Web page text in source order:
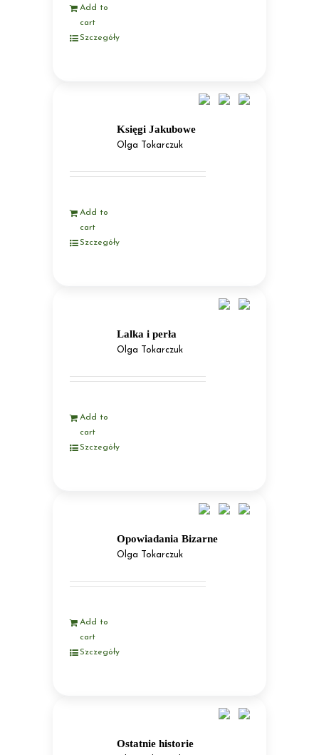
Add to
cart
Szczegóły
Księgi Jakubowe
Olga Tokarczuk
Add to
cart
Szczegóły
Lalka i perła
Olga Tokarczuk
Add to
cart
Szczegóły
Opowiadania Bizarne
Olga Tokarczuk
Add to
cart
Szczegóły
Ostatnie historie